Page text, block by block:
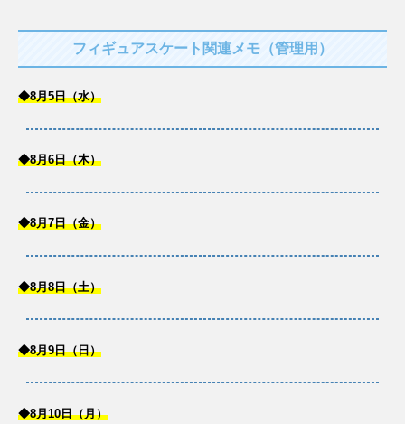
フィギュアスケート関連メモ（管理用）
◆8月5日（水）
◆8月6日（木）
◆8月7日（金）
◆8月8日（土）
◆8月9日（日）
◆8月10日（月）